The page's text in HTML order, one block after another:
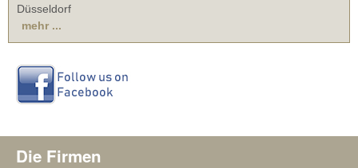
Düsseldorf
mehr ...
Die Firmen